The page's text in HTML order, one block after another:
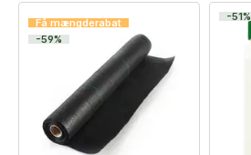
Få mængderabat
-59%
-51%